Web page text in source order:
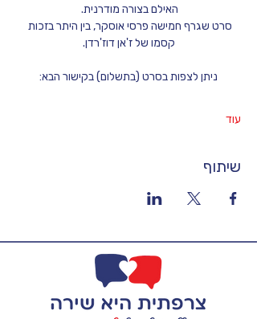
האילם בצורה מודרנית.
סרט שגרף חמישה פרסי אוסקר, בין היתר בזכות
קסמו של ז'אן דוז'רדן.
ניתן לצפות בסרט (בתשלום) בקישור הבא:
עוד
שיתוף